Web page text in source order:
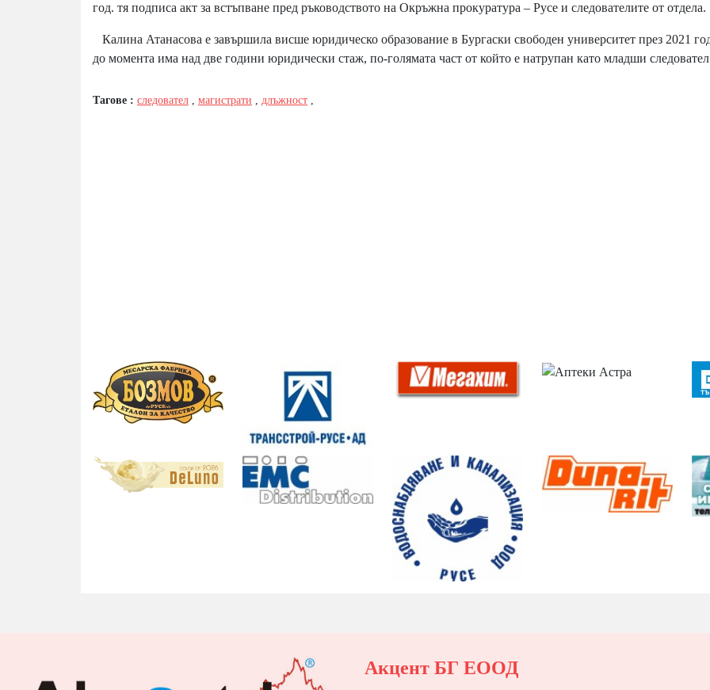
год. тя подписа акт за встъпване пред ръководството на Окръжна прокуратура – Русе и следователите от отдела.
Калина Атанасова е завършила висше юридическо образование в Бургаски свободен университет през 2021
до момента има над две години юридически стаж, по-голямата част от който е натрупан като младши
Тагове : следовател , магистрати , длъжност ,
Акцент БГ ЕООД